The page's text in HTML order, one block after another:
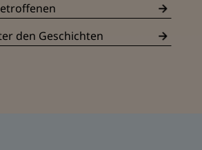
den Geschichten